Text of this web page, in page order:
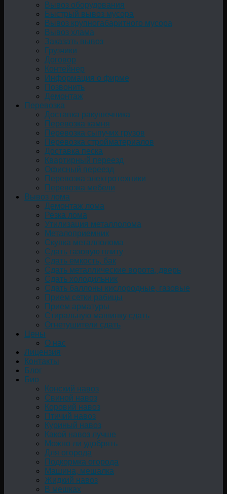
Вывоз оборудования
Быстрый вывоз мусора
Вывоз крупногабаритного мусора
Вывоз хлама
Заказать вывоз
Грузчики
Договор
Контейнер
Информация о фирме
Позвонить
Демонтаж
Перевозка
Доставка ракушечника
Перевозка камня
Перевозка сыпучих грузов
Перевозка стройматериалов
Доставка песка
Квартирный переезд
Офисный переезд
Перевозка электротехники
Перевозка мебели
Вывоз лома
Демонтаж лома
Резка лома
Утилизация металлолома
Металоприемник
Скупка металлолома
Сдать газовую плиту
Сдать емкость, бак
Cдать металлические ворота, дверь
Сдать холодильник
Сдать баллоны кислородные, газовые
Прием сетки рабицы
Прием арматуры
Стиральную машинку сдать
Огнетушители сдать
Цены
О нас
Лицензия
Контакты
Блог
Био
Конский навоз
Свиной навоз
Коровий навоз
Птичий навоз
Куриный навоз
Какой навоз лучше
Можно ли удобрять
Для огорода
Подкормка огорода
Машина, мешалка
Жидкий навоз
В мешках